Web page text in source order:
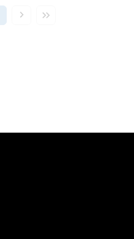
sida
sidan